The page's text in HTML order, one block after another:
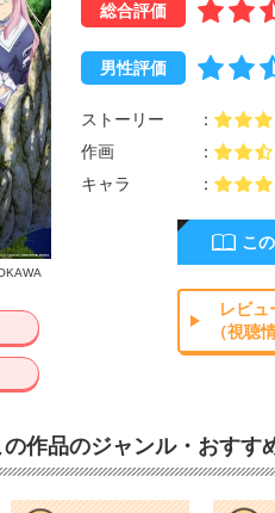
総合評価
男性評価
ストーリー
作画
キャラ
こ
レビュ
（視聴
作品のジャンル・おすす